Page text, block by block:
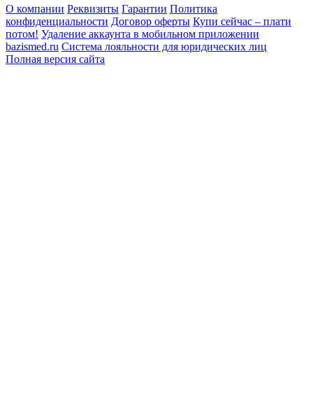
О компании Реквизиты Гарантии Политика
конфиденциальности Договор оферты Купи сейчас – плати
потом! Удаление аккаунта в мобильном приложении
bazismed.ru Система лояльности для юридических лиц
Полная версия сайта